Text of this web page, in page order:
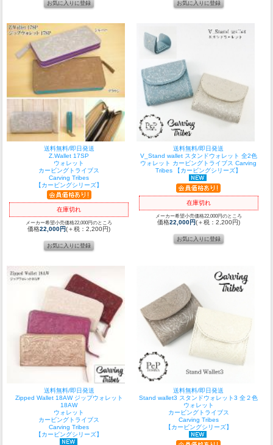
送料無料/即日発送
Z.Wallet 17SP
ウォレット
カービングトライブス
Carving Tribes
【カービングシリーズ】
在庫切れ
メーカー希望小売価格22,000円のところ
価格22,000円(＋税：2,200円)
送料無料/即日発送
V_Stand wallet スタンドウォレット 全2色
ウォレット カービングトライブス Carving
Tribes 【カービングシリーズ】
在庫切れ
メーカー希望小売価格22,000円のところ
価格22,000円(＋税：2,200円)
送料無料/即日発送
Zipped Wallet 18AW ジップウォレット
18AW
ウォレット
カービングトライブス
Carving Tribes
【カービングシリーズ】
送料無料/即日発送
Stand wallet3 スタンドウォレット3 全２色
ウォレット
カービングトライブス
Carving Tribes
【カービングシリーズ】